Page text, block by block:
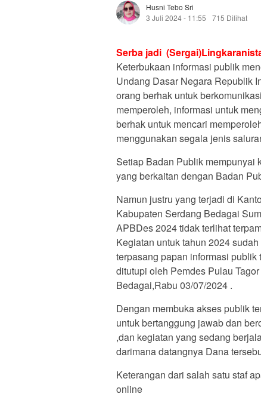
Husni Tebo Sri
3 Juli 2024 - 11:55
715 Dilihat
Serba jadi
Keterbukaan informasi publik
Undang Dasar Negara Republik
orang berhak untuk
memperoleh, informasi untuk
berhak untuk mencari
menggunakan segala jenis
Setiap Badan Publik mempunyai
yang berkaitan dengan Badan
Namun justru yang terjadi di
Kabupaten Serdang Bedagai
APBDes 2024 tidak terlihat
Kegiatan untuk tahun 2024
terpasang papan informasi
ditutupi oleh Pemdes Pulau
Bedagai,Rabu 03/07/2024 .
Dengan membuka akses publik
untuk bertanggung jawab dan
,dan kegiatan yang sedang
darimana datangnya Dana
Keterangan dari salah satu staf
online